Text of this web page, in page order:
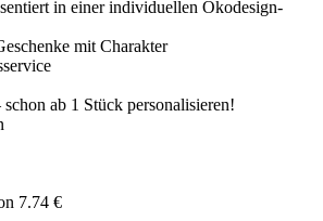
in einer individuellen Ökodesign-
mit Charakter
ab 1 Stück personalisieren!
7.74 €